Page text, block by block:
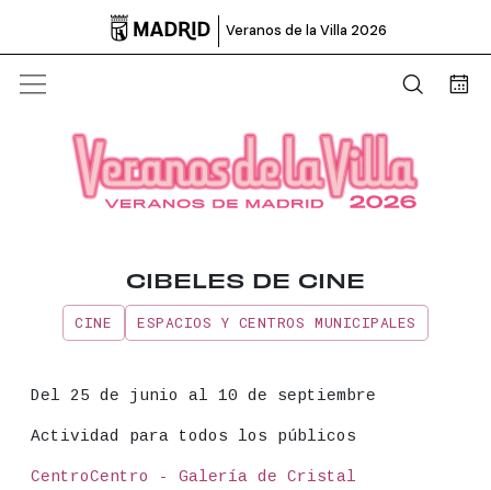
 Veranos de la Villa 2026
Abrir
CIBELES DE CINE
CINE ESPACIOS Y CENTROS MUNICIPALES
Información principal del
Fecha
Del 25 de junio al 10 de septiembre
Actividad para todos los públicos
Lugar
CentroCentro - Galería de Cristal